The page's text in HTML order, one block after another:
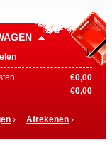
€0,00
€0,00
› Afrekenen ›